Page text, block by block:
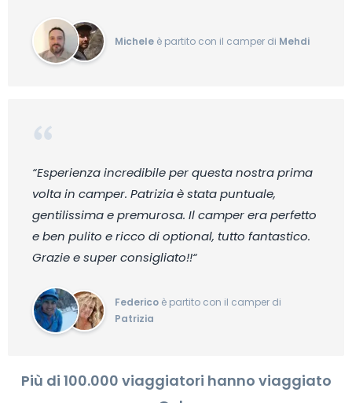
Michele è partito con il camper di Mehdi
“Esperienza incredibile per questa nostra prima
volta in camper. Patrizia è stata puntuale,
gentilissima e premurosa. Il camper era perfetto
e ben pulito e ricco di optional, tutto fantastico.
Grazie e super consigliato!!“
Federico è partito con il camper di
Patrizia
Più di 100.000 viaggiatori hanno viaggiato